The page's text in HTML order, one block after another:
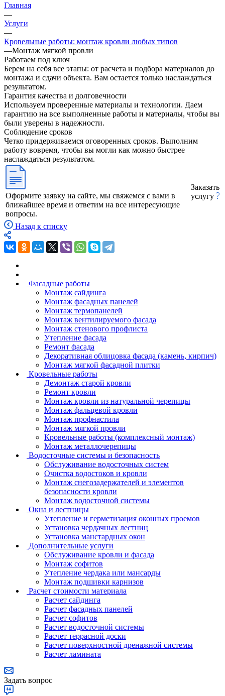
Главная
—
Услуги
—
Кровельные работы: монтаж кровли любых типов
—Монтаж мягкой провли
Работаем под ключ
Берем на себя все этапы: от расчета и подбора материалов до
монтажа и сдачи объекта. Вам остается только наслаждаться
результатом.
Гарантия качества и долговечности
Используем проверенные материалы и технологии. Даем
гарантию на все выполненные работы и материалы, чтобы вы
были уверены в надежности.
Соблюдение сроков
Четко придерживаемся оговоренных сроков. Выполним
работу вовремя, чтобы вы могли как можно быстрее
наслаждаться результатом.
Оформите заявку на сайте, мы свяжемся с вами в
ближайшее время и ответим на все интересующие
вопросы.
Заказать
услугу
Назад к списку
Фасадные работы
Монтаж сайдинга
Монтаж фасадных панелей
Монтаж термопанелей
Монтаж вентилируемого фасада
Монтаж стенового профлиста
Утепление фасада
Ремонт фасада
Декоративная облицовка фасада (камень, кирпич)
Монтаж мягкой фасадной плитки
Кровельные работы
Демонтаж старой кровли
Ремонт кровли
Монтаж кровли из натуральной черепицы
Монтаж фальцевой кровли
Монтаж профнастила
Монтаж мягкой провли
Кровельные работы (комплексный монтаж)
Монтаж металлочерепицы
Водосточные системы и безопасность
Обслуживание водосточных систем
Очистка водостоков и кровли
Монтаж снегозадержателей и элементов
безопасности кровли
Монтаж водосточной системы
Окна и лестницы
Утепление и герметизация оконных проемов
Установка чердачных лестниц
Установка манстардных окон
Дополнительные услуги
Обслуживание кровли и фасада
Монтаж софитов
Утепление чердака или мансарды
Монтаж подшивки карнизов
Расчет стоимости материала
Расчет сайдинга
Расчет фасадных панелей
Расчет софитов
Расчет водосточной системы
Расчет террасной доски
Расчет поверхностной дренажной системы
Расчет ламината
Задать вопрос